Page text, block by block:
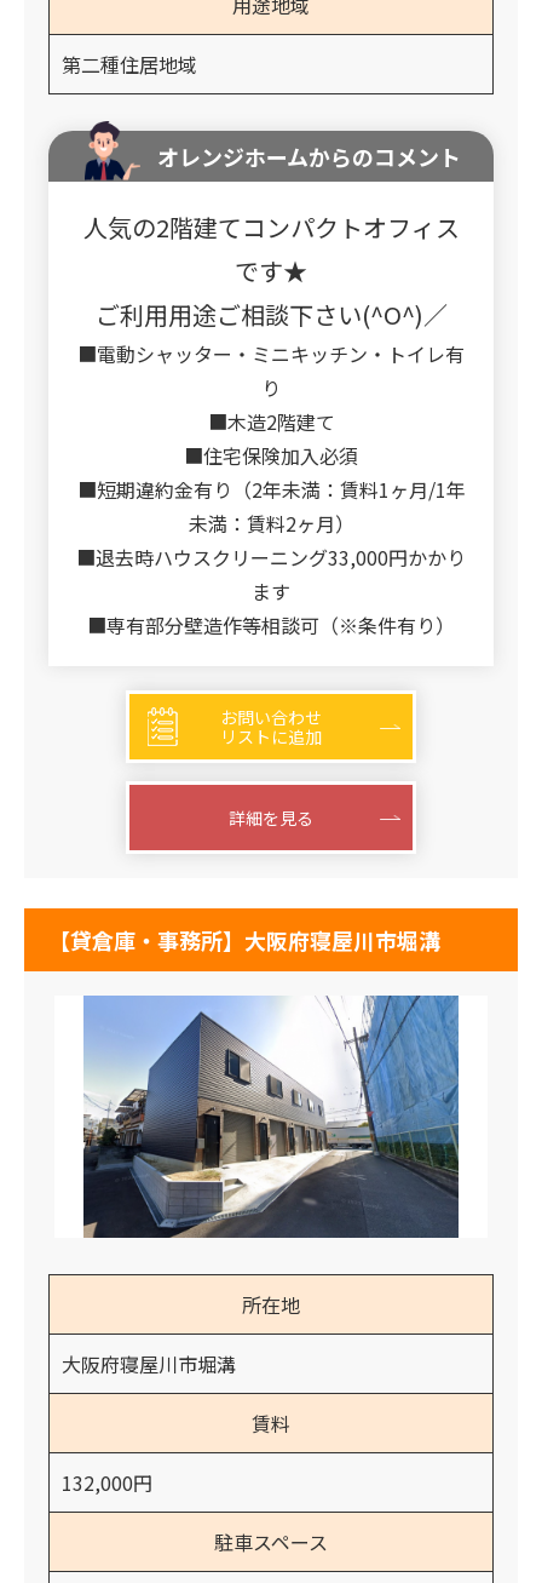
第二種住居地域
オレンジホームからのコメント
人気の2階建てコンパクトオフィス
です★
ご利用用途ご相談下さい(^O^)／
■電動シャッター・ミニキッチン・トイレ有
り
■木造2階建て
■住宅保険加入必須
■短期違約金有り（2年未満：賃料1ヶ月/1年
未満：賃料2ヶ月）
■退去時ハウスクリーニング33,000円かかり
ます
■専有部分壁造作等相談可（※条件有り）
お問い合わせ
リストに追加
詳細を見る
【貸倉庫・事務所】大阪府寝屋川市堀溝
所在地
大阪府寝屋川市堀溝
賃料
132,000円
駐車スペース